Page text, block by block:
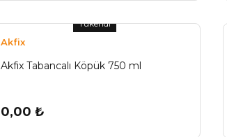
Tükendi
Akfix
Akfix Tabancalı Köpük 750 ml
0,00 ₺